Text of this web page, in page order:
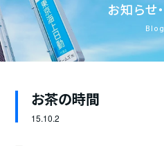
お知らせ・
Blog
お茶の時間
15.10.2